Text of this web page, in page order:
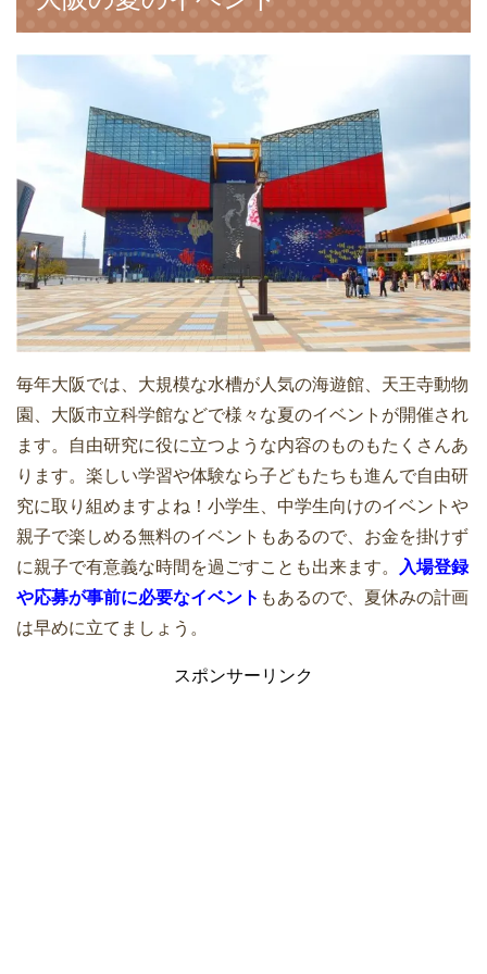
毎年大阪では、大規模な水槽が人気の海遊館、天王寺動物
園、大阪市立科学館などで様々な夏のイベントが開催され
ます。自由研究に役に立つような内容のものもたくさんあ
ります。楽しい学習や体験なら子どもたちも進んで自由研
究に取り組めますよね！小学生、中学生向けのイベントや
親子で楽しめる無料のイベントもあるので、お金を掛けず
に親子で有意義な時間を過ごすことも出来ます。 入場登録
や応募が事前に必要なイベント もあるので、夏休みの計画
は早めに立てましょう。
スポンサーリンク